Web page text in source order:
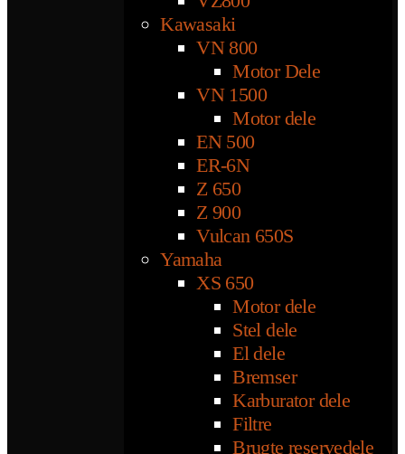
Kawasaki
VN 800
Motor Dele
VN 1500
Motor dele
EN 500
ER-6N
Z 650
Z 900
Vulcan 650S
Yamaha
XS 650
Motor dele
Stel dele
El dele
Bremser
Karburator dele
Filtre
Brugte reservedele